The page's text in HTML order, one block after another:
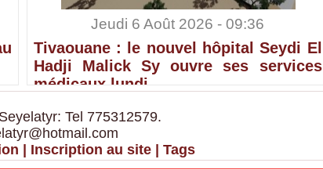
Jeudi 6 Août 2026 - 09:36
Tivaouane : le nouvel hôpital Seydi El
Hadji Malick Sy ouvre ses services
médicaux lundi
Tel 775312579.
| Inscription au site | Tags